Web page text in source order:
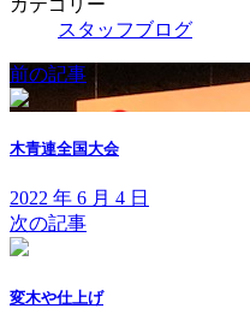
スタッフブログ
前の記事
木青連全国大会
2022 年 6 月 4 日
次の記事
変木や仕上げ